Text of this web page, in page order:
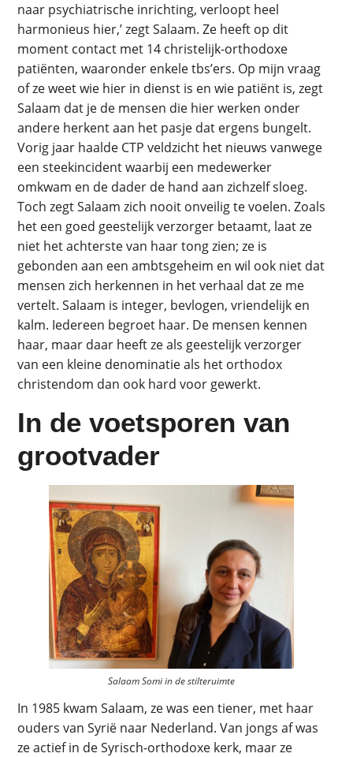
naar psychiatrische inrichting, verloopt heel
harmonieus hier,’ zegt Salaam. Ze heeft op dit
moment contact met 14 christelijk-orthodoxe
patiënten, waaronder enkele tbs’ers. Op mijn vraag
of ze weet wie hier in dienst is en wie patiënt is, zegt
Salaam dat je de mensen die hier werken onder
andere herkent aan het pasje dat ergens bungelt.
Vorig jaar haalde CTP veldzicht het nieuws vanwege
een steekincident waarbij een medewerker
omkwam en de dader de hand aan zichzelf sloeg.
Toch zegt Salaam zich nooit onveilig te voelen. Zoals
het een goed geestelijk verzorger betaamt, laat ze
niet het achterste van haar tong zien; ze is
gebonden aan een ambtsgeheim en wil ook niet dat
mensen zich herkennen in het verhaal dat ze me
vertelt. Salaam is integer, bevlogen, vriendelijk en
kalm. Iedereen begroet haar. De mensen kennen
haar, maar daar heeft ze als geestelijk verzorger
van een kleine denominatie als het orthodox
christendom dan ook hard voor gewerkt.
In de voetsporen van
grootvader
Salaam Somi in de stilteruimte
In 1985 kwam Salaam, ze was een tiener, met haar
ouders van Syrië naar Nederland. Van jongs af was
ze actief in de Syrisch-orthodoxe kerk, maar ze